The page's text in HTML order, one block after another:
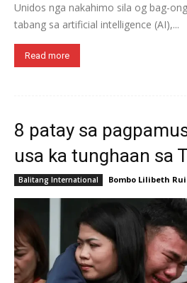
Unidos nga nakahimo sila og bag-
tabang sa artificial intelligence (AI),...
Read more
8 patay sa
usa ka tunghaan sa
Balitang International Bombo Lilibeth